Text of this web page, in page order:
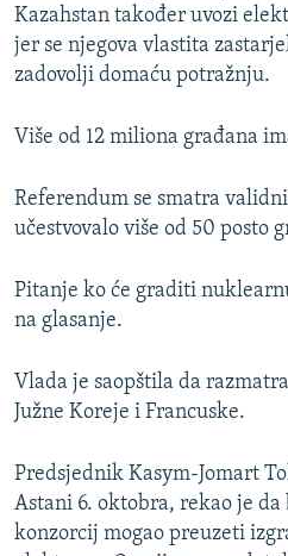
Kazahstan također uvozi
jer se njegova vlastita
zadovolji domaću potražnju.
Više od 12 miliona građana
Referendum se smatra
učestvovalo više od 50 posto
Pitanje ko će graditi
na glasanje.
Vlada je saopštila da
Južne Koreje i Francuske.
Predsjednik Kasym-Jomart
Astani 6. oktobra, rekao je
konzorcij mogao preuzeti